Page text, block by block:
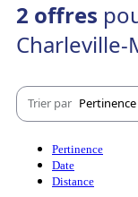
2 offres
Charleville-
Trier par Pertinence
Pertinence
Date
Distance